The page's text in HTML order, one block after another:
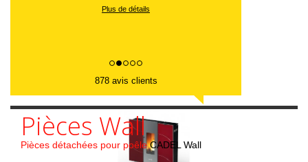
Plus de détails
878 avis clients
Pièces Wall
Pièces détachées pour poêleCADEL Wall